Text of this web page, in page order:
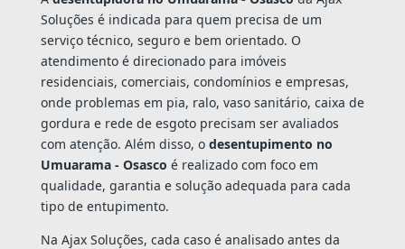
Soluções é indicada para quem precisa de um
serviço técnico, seguro e bem orientado. O
atendimento é direcionado para imóveis
residenciais, comerciais, condomínios e empresas,
onde problemas em pia, ralo, vaso sanitário, caixa de
gordura e rede de esgoto precisam ser avaliados
com atenção. Além disso, o desentupimento no
Umuarama - Osasco é realizado com foco em
qualidade, garantia e solução adequada para cada
tipo de entupimento.
Na Ajax Soluções, cada caso é analisado antes da